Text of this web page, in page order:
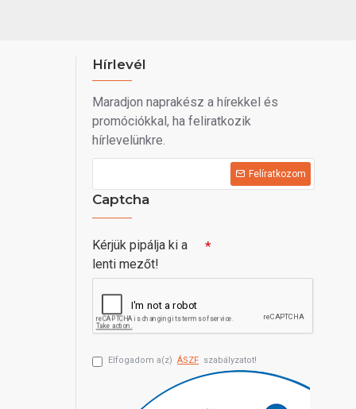
Hírlevél
Maradjon naprakész a hírekkel és
promóciókkal, ha feliratkozik
hírlevelünkre.
Felíratkozom
Captcha
Kérjük pipálja ki a
lenti mezőt!
Elfogadom a(z) ÁSZF szabályzatot!